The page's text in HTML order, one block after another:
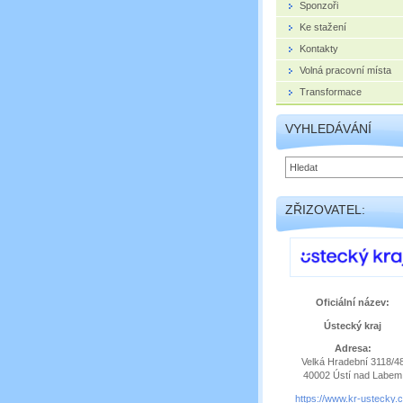
Sponzoři
Ke stažení
Kontakty
Volná pracovní místa
Transformace
VYHLEDÁVÁNÍ
ZŘIZOVATEL:
Oficiální název:
Ústecký kraj
Adresa:
Velká Hradební 3118/
40002 Ústí nad Labem
https://www.kr-